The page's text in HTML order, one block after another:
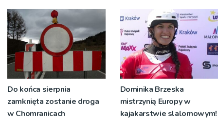
Do końca sierpnia
zamknięta zostanie droga
w Chomranicach
Dominika Brzeska
mistrzynią Europy w
kajakarstwie slalomowym!